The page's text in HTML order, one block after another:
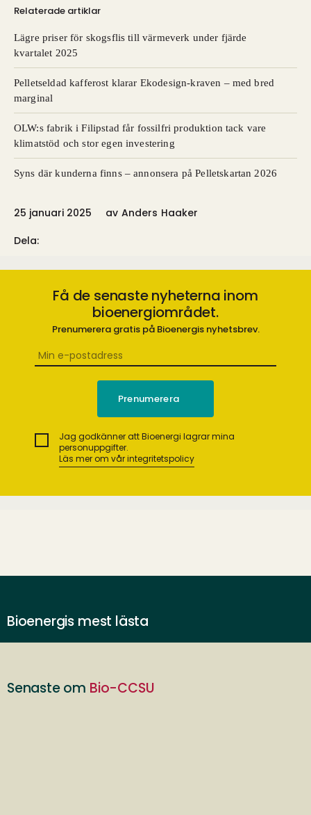
Relaterade artiklar
Lägre priser för skogsflis till värmeverk under fjärde
kvartalet 2025
Pelletseldad kafferost klarar Ekodesign-kraven – med bred
marginal
OLW:s fabrik i Filipstad får fossilfri produktion tack vare
klimatstöd och stor egen investering
Syns där kunderna finns – annonsera på Pelletskartan 2026
25 januari 2025 av Anders Haaker
Dela:
Få de senaste nyheterna inom
bioenergiområdet.
Prenumerera gratis på Bioenergis nyhetsbrev.
Jag godkänner att Bioenergi lagrar mina
personuppgifter.
Läs mer om vår integritetspolicy
Bioenergis mest lästa
Senaste om Bio-CCSU